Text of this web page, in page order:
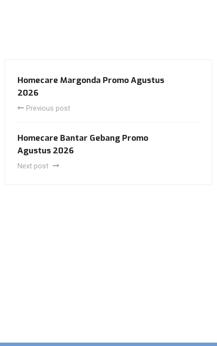
Homecare Margonda Promo Agustus
2026
Previous post
Homecare Bantar Gebang Promo
Agustus 2026
Next post